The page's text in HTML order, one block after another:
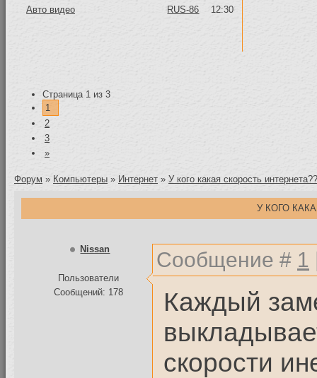
Авто видео
RUS-86 12:30
Страница 1 из 3
1
2
3
»
Форум » Компьютеры » Интернет » У кого какая скорость
У КОГО
Nissan
Пользователи
Сообщений: 178
Сообщение # 1
Каждый
скорости